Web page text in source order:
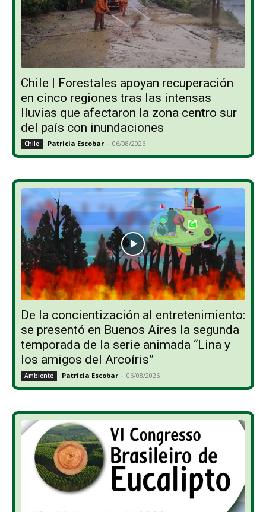
Chile | Forestales apoyan recuperación
en cinco regiones tras las intensas
lluvias que afectaron la zona centro sur
del país con inundaciones
Chile Patricia Escobar - 06/08/2026
De la concientización al entretenimiento:
se presentó en Buenos Aires la segunda
temporada de la serie animada “Lina y
los amigos del Arcoíris”
Ambiente Patricia Escobar - 06/08/2026